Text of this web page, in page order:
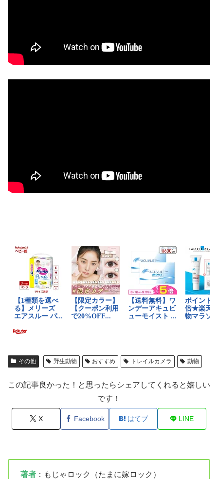
その他 野生動物 おすすめ トレイルカメラ 動物
この記事良かった！と思ったらシェアしてくれると嬉しい
です！
X Facebook はてブ LINE
著者 ：もじゃロック（たまに嫁ロック）